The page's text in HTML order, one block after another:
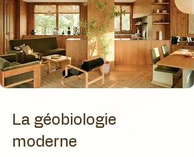
La géobiologie
moderne